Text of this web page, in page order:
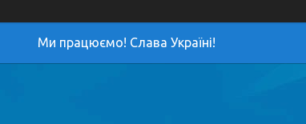
Ми працюємо! Слава Україні!